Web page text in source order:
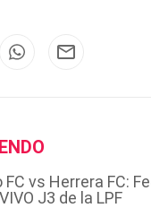
vs Herrera FC:
J3 de la LPF